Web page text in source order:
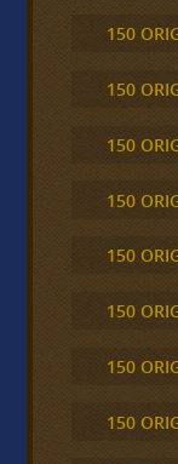
150
150
150
150
150
150
150
150